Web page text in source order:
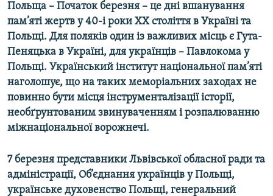
Польща – Початок березня – це дні вшанування
пам’яті жертв у 40-і роки ХХ століття в Україні та
Польщі. Для поляків один із важливих місць є Гута-
Пеняцька в Україні, для українців – Павлокома у
Польщі. Український інститут національної пам’яті
наголошує, що на таких меморіальних заходах не
повинно бути місця інструменталізації історії,
необґрунтованим звинуваченням і розпалюванню
міжнаціональної ворожнечі.
7 березня представники Львівської обласної ради та
адміністрації, Об’єднання українців у Польщі,
українське духовенство Польщі, генеральний